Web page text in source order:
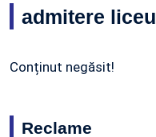
admitere liceu
Conținut negăsit!
Reclame